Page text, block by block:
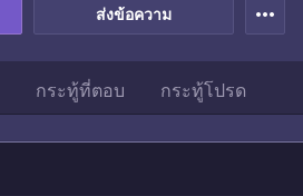
ส่งข้อความ more_horiz
กระทู้ที่ตอบ กระทู้โปรด